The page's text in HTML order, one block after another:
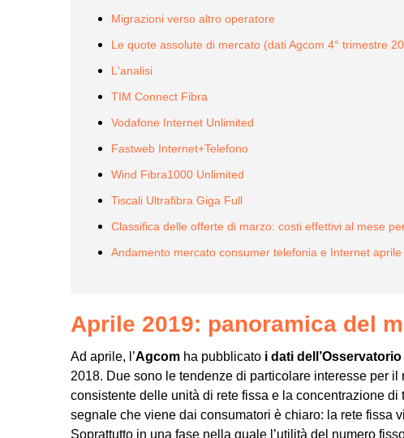
Migrazioni verso altro operatore
Le quote assolute di mercato (dati Agcom 4° trimestre
L'analisi
TIM Connect Fibra
Vodafone Internet Unlimited
Fastweb Internet+Telefono
Wind Fibra1000 Unlimited
Tiscali Ultrafibra Giga Full
Classifica delle offerte di marzo: costi effettivi al mese
Andamento mercato consumer telefonia e Internet
Aprile 2019: panoramica del
Ad aprile, l’Agcom ha pubblicato i dati
2018. Due sono le tendenze di particolare interesse per
consistente delle unità di rete fissa e la concentrazione
segnale che viene dai consumatori è chiaro: la rete fissa
Soprattutto in una fase nella quale l’utilità del numero